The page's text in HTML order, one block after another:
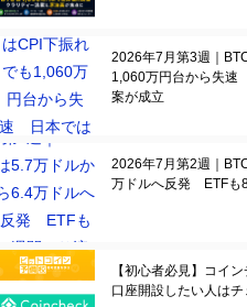
2026年7月第3週｜
1,060万円台から失
案が成立
2026年7月第2週｜
万ドルへ反発 ETFも
【初心者必見】コイ
口座開設したい人は